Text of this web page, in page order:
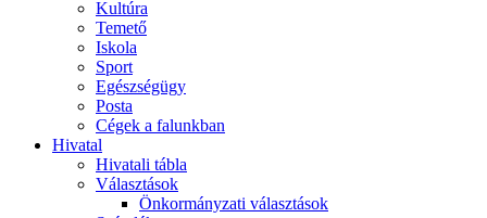
Kultúra
Temető
Iskola
Sport
Egészségügy
Posta
Cégek a falunkban
Hivatal
Hivatali tábla
Választások
Önkormányzati választások